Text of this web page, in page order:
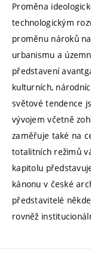
Proměna
technologickým
proměnu nároků
urbanismu a
představení
kulturních,
světové tendence
vývojem včetně
zaměřuje také na
totalitních režimů
kapitolu
kánonu v české
představitelé
rovněž